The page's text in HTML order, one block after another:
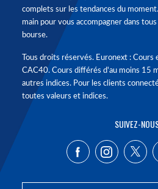
complets sur les tendances du
main pour vous accompagner dans
bourse.
Tous droits réservés. Euronext : Cours
CAC40. Cours différés d'au moins 15
autres indices. Pour les clients
toutes valeurs et indices.
SUIVEZ-